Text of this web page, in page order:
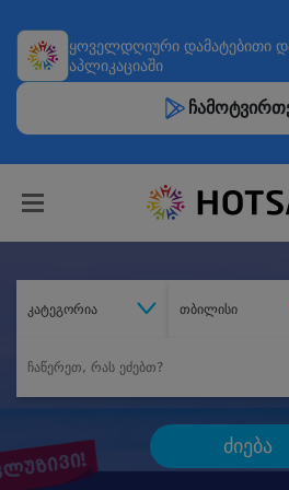
ყოველდღიური დამატებითი
აპლიკაციაში
კატეგორია თბილისი
ძიება